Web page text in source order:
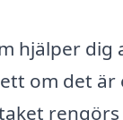
hjälper
om det